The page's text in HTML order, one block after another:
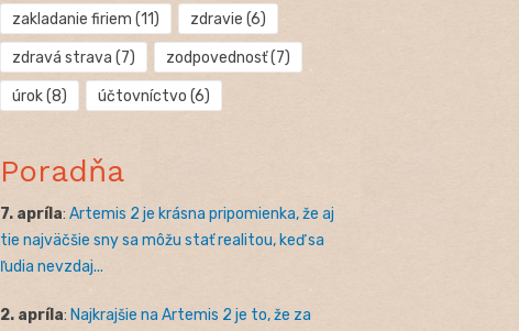
zakladanie firiem (11) zdravie (6)
zdravá strava (7) zodpovednosť(7)
úrok(8) účtovníctvo (6)
Poradňa
7. apríla: Artemis 2 je krásna pripomienka, že aj
tie najväčšie sny sa môžu stať realitou, keď sa
ľudia nevzdaj...
2. apríla: Najkrajšie na Artemis 2 je to, že za